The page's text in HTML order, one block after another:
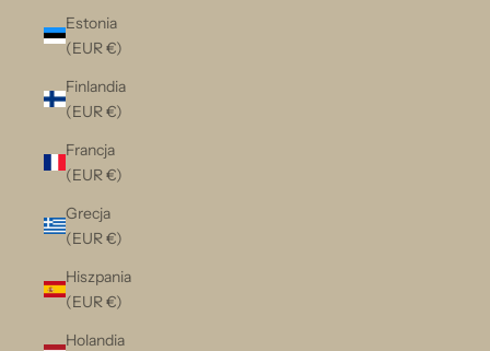
Estonia
(EUR €)
Finlandia
(EUR €)
Francja
(EUR €)
Grecja
(EUR €)
Hiszpania
(EUR €)
Holandia